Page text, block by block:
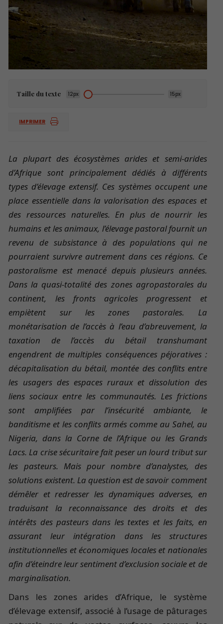
Taille du texte 12px 15px
IMPRIMER
La plupart des écosystèmes arides et semi-arides
d’Afrique sont principalement dédiés à différents
types d’élevage extensif. Ces systèmes occupent une
place essentielle dans la valorisation des espaces et
des ressources naturelles. En plus de nourrir les
humains et les animaux, l’élevage pastoral fournit un
revenu de subsistance à des populations qui ne
pourraient survivre autrement dans ces régions. Ce
pastoralisme est menacé depuis plusieurs années.
Dans la quasi-totalité des zones agropastorales du
continent, les fronts agricoles progressent et
empiètent sur les zones pastorales. La
monétarisation de l’accès à l’eau d’abreuvement, la
taxation de l’accès du bétail transhumant
engendrent de multiples conséquences péjoratives :
décapitalisation du bétail, montée des conflits entre
les usagers des espaces ruraux et dissolution des
liens sociaux entre les communautés. Les frictions
sont amplifiées par l’insécurité ambiante, le
banditisme et les conflits armés comme au Sahel, au
Nigeria, dans la Corne de l’Afrique ou les Grands
Lacs. La crise sécuritaire fait peser un lourd tribut sur
les pasteurs. Mais pour nombre d’analystes, des
solutions existent. La question est de savoir comment
démêler et redresser les dynamiques adverses, en
traduisant la reconnaissance des droits et des
intérêts des pasteurs dans les textes et les faits, en
assurant leur intégration dans les structures
institutionnelles et économiques locales et nationales
afin d’éteindre leur sentiment d’exclusion sociale et de
marginalisation.
Dans les zones arides d’Afrique, le système
d’élevage extensif, associé à l’usage de pâturages